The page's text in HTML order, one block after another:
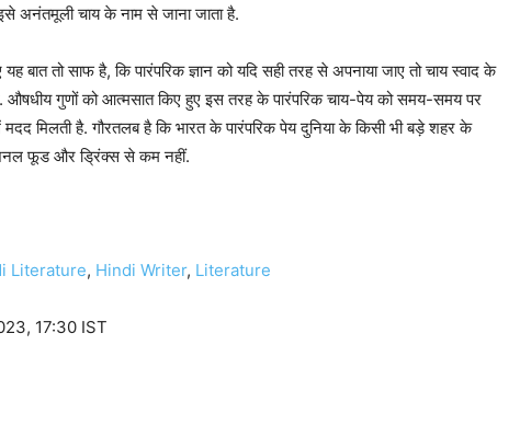
अनंतमूली चाय के नाम से जाना जाता है.
तो साफ है, कि पारंपरिक ज्ञान को यदि सही तरह से अपनाया जाए तो चाय स्वाद के
औषधीय गुणों को आत्मसात किए हुए इस तरह के पारंपरिक चाय-पेय को समय-समय पर
मिलती है. गौरतलब है कि भारत के पारंपरिक पेय दुनिया के किसी भी बड़े शहर के
फूड और ड्रिंक्स से कम नहीं.
Literature, Hindi Writer, Literature
17:30 IST